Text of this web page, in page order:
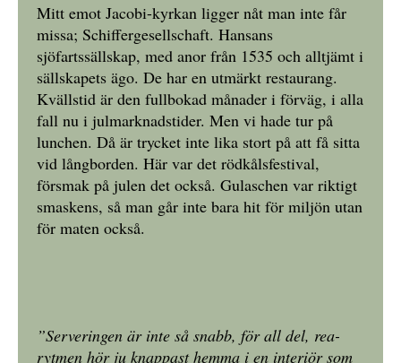
Mitt emot Jacobi-kyrkan ligger nåt man inte får
missa; Schiffergesellschaft. Hansans
sjöfartssällskap, med anor från 1535 och alltjämt i
sällskapets ägo. De har en utmärkt restaurang.
Kvällstid är den fullbokad månader i förväg, i alla
fall nu i julmarknadstider. Men vi hade tur på
lunchen. Då är trycket inte lika stort på att få sitta
vid långborden. Här var det rödkålsfestival,
försmak på julen det också. Gulaschen var riktigt
smaskens, så man går inte bara hit för miljön utan
för maten också.
”Serveringen är inte så snabb, för all del, rea-
rytmen hör ju knappast hemma i en interiör som